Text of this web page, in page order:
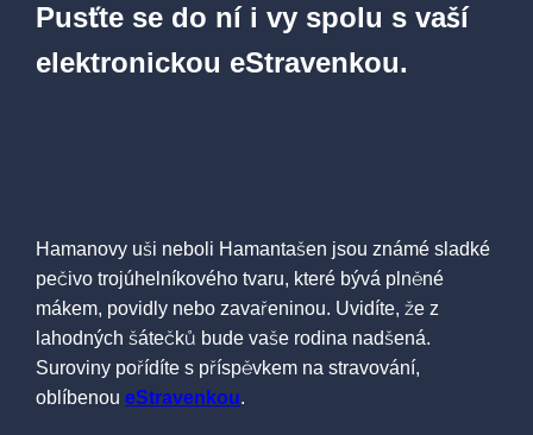
Pusťte se do ní i vy spolu s vaší
elektronickou eStravenkou.
Hamanovy uši neboli Hamantašen jsou známé sladké
pečivo trojúhelníkového tvaru, které bývá plněné
mákem, povidly nebo zavařeninou. Uvidíte, že z
lahodných šátečků bude vaše rodina nadšená.
Suroviny pořídíte s příspěvkem na stravování,
oblíbenoueStravenkou.